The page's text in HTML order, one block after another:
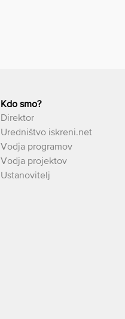
Kdo smo?
Direktor
Uredništvo iskreni.net
Vodja programov
Vodja projektov
Ustanovitelj